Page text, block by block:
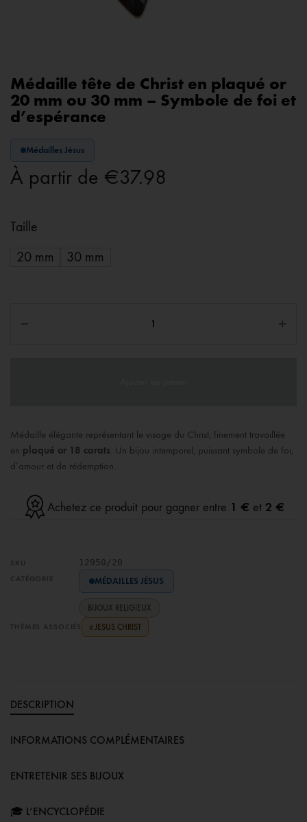
Médaille tête de Christ en plaqué or
20 mm ou 30 mm – Symbole de foi et
d’espérance
Médailles Jésus
À partir de €37.98
Taille
20 mm
30 mm
Médaille élégante représentant le visage du Christ, finement travaillée
en plaqué or 18 carats. Un bijou intemporel, puissant symbole de foi,
d’amour et de rédemption.
Achetez ce produit pour gagner entre 1 € et 2 €
SKU 12950/20
CATÉGORIE MÉDAILLES JÉSUS
BIJOUX RELIGIEUX
THÈMES ASSOCIÉS #JESUS CHRIST
DESCRIPTION
INFORMATIONS COMPLÉMENTAIRES
ENTRETENIR SES BIJOUX
🎓 L’ENCYCLOPÉDIE